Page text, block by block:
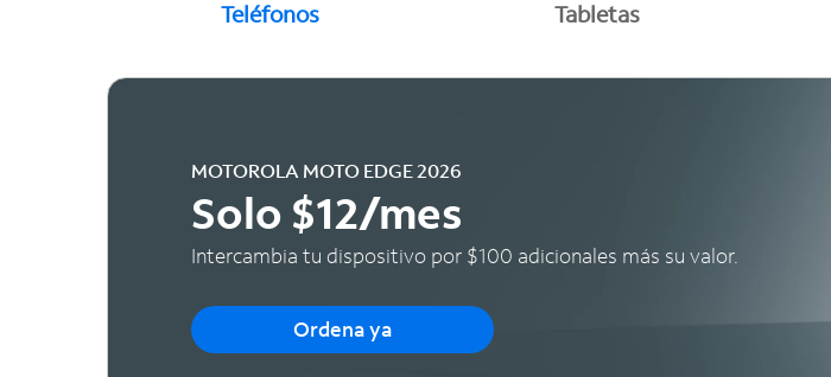
Teléfonos Tabletas
MOTOROLA MOTO EDGE 2026
Solo $12/mes
Intercambia tu dispositivo por $100 adicionales más su valor.
Ordena ya